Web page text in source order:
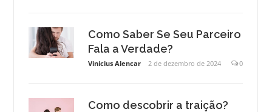
Como Saber Se Seu Parceiro
Fala a Verdade?
Vinicius Alencar 2 de dezembro de 2024 0
Como descobrir a traição?